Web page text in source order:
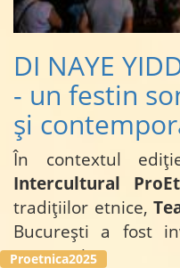
DI NAYE
- un festin
și
În contextul
Intercultural
tradițiilor etnice,
București a fost
sonoră și...
Proetnica2025